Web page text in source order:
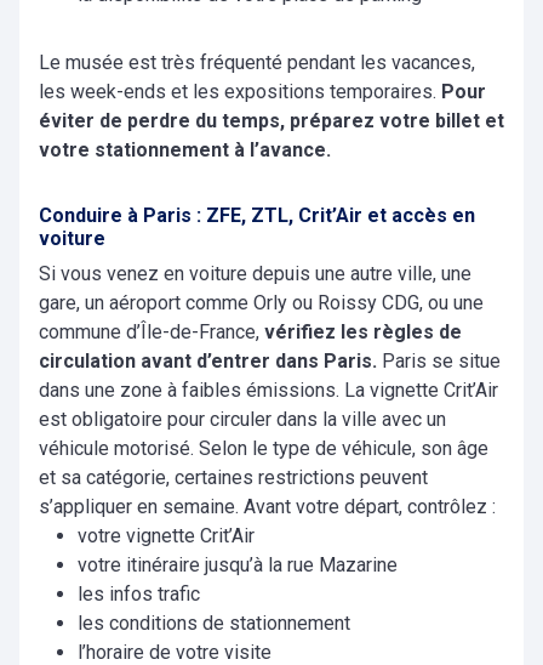
Le musée est très fréquenté pendant les vacances,
les week-ends et les expositions temporaires. Pour
éviter de perdre du temps, préparez votre billet et
votre stationnement à l’avance.
Conduire à Paris : ZFE, ZTL, Crit’Air et accès en
voiture
Si vous venez en voiture depuis une autre ville, une
gare, un aéroport comme Orly ou Roissy CDG, ou une
commune d’Île-de-France, vérifiez les règles de
circulation avant d’entrer dans Paris. Paris se situe
dans une zone à faibles émissions. La vignette Crit’Air
est obligatoire pour circuler dans la ville avec un
véhicule motorisé. Selon le type de véhicule, son âge
et sa catégorie, certaines restrictions peuvent
s’appliquer en semaine. Avant votre départ, contrôlez :
votre vignette Crit’Air
votre itinéraire jusqu’à la rue Mazarine
les infos trafic
les conditions de stationnement
l’horaire de votre visite